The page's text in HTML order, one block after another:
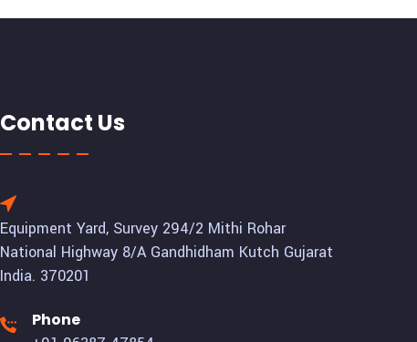
Contact Us
Equipment Yard, Survey 294/2 Mithi Rohar
National Highway 8/A Gandhidham Kutch Gujarat
India. 370201
Phone